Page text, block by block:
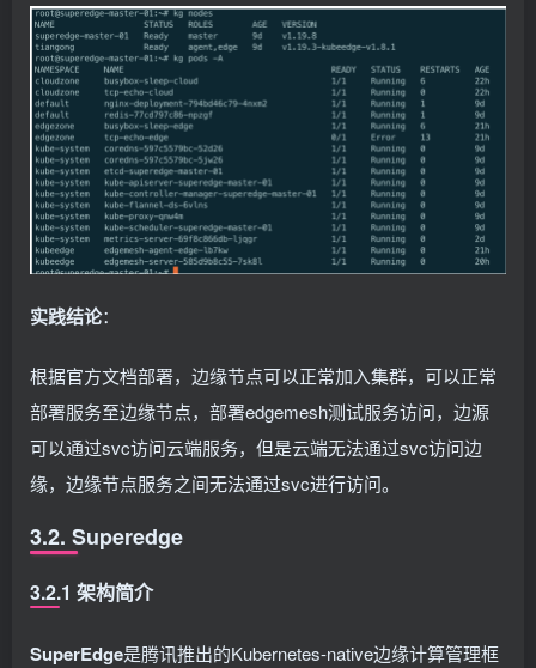
实践结论：
根据官方文档部署，边缘节点可以正常加入集群，可以正常
部署服务至边缘节点，部署edgemesh测试服务访问，边源
可以通过svc访问云端服务，但是云端无法通过svc访问边
缘，边缘节点服务之间无法通过svc进行访问。
3.2. Superedge
3.2.1 架构简介
SuperEdge是腾讯推出的Kubernetes-native边缘计算管理框